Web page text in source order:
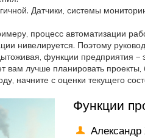
Датчики, системы
процесс автоматизации
нивелируется. Поэтому
функции предприятия
вам лучше планировать
начните с оценки текущего
Функции